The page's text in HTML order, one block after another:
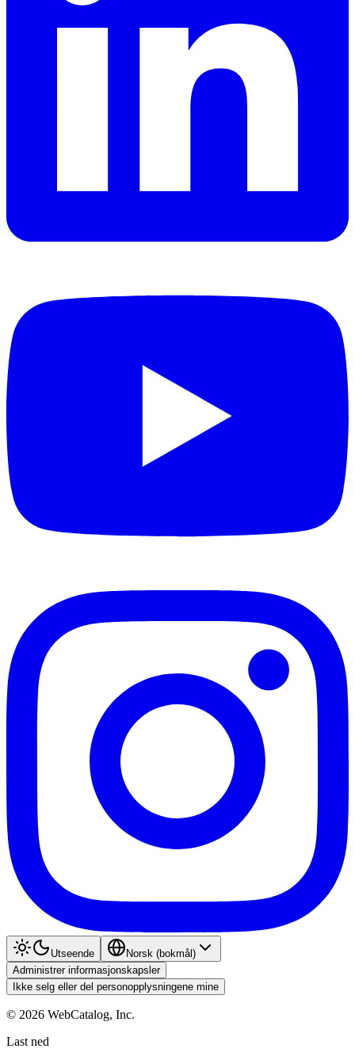
Utseende
Norsk (bokmål)
Administrer informasjonskapsler
Ikke selg eller del personopplysningene mine
© 2026 WebCatalog, Inc.
Last ned